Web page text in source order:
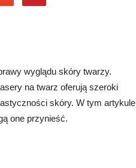
wyglądu skóry twarzy.
na twarz oferują szeroki
skóry. W tym artykule
one przynieść.